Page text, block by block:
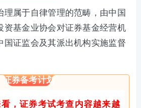
理属于自律管理的范畴，由中国
资基金业协会对证券基金经营机
国证监会及其派出机构实施监督
证券备考计划
，证券考试考查内容越来越